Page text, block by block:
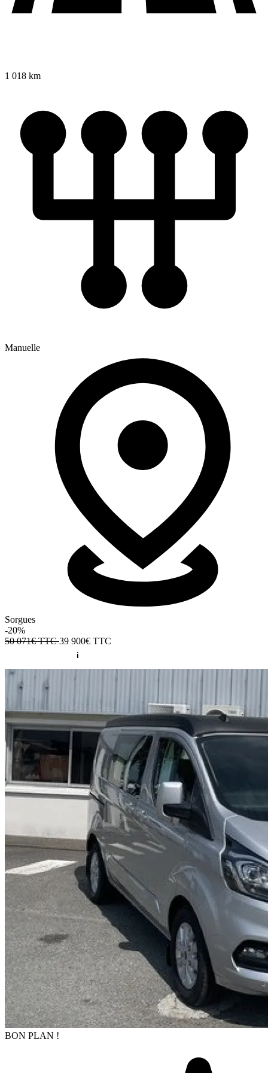
1 018 km
Manuelle
Sorgues
-20%
50 071€ TTC39 900€ TTC
BON PLAN !